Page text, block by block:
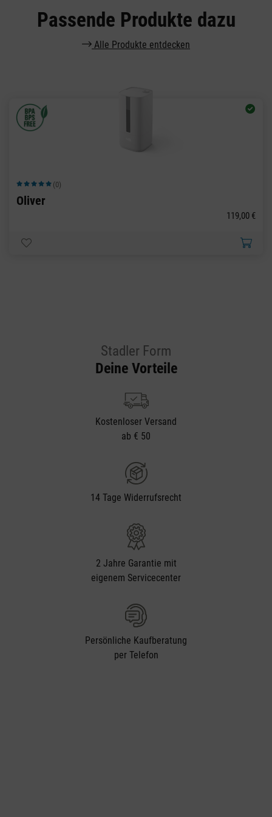
Passende Produkte dazu
Alle Produkte entdecken
Durchschnittliche Bewertung von 5 von 5 Sternen
(0)
Oliver
119,00 €
Stadler Form
Deine Vorteile
Kostenloser Versand
ab € 50
14 Tage Widerrufsrecht
2 Jahre Garantie mit
eigenem Servicecenter
Persönliche Kaufberatung
per Telefon